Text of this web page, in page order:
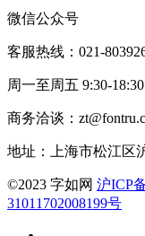
微信公众号
客服热线：021-
周一至周五 9:30-
商务洽谈：
地址：上海市松江区
©️2023 字如网 沪ICP
31011702008199号